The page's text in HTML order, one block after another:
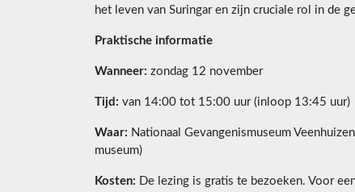
het leven van Suringar en zijn cruciale rol in de
Praktische informatie
Wanneer: zondag 12 november
Tijd: van 14:00 tot 15:00 uur (inloop 13:45 uur)
Waar: Nationaal Gevangenismuseum
museum)
Kosten: De lezing is gratis te bezoeken. Voor